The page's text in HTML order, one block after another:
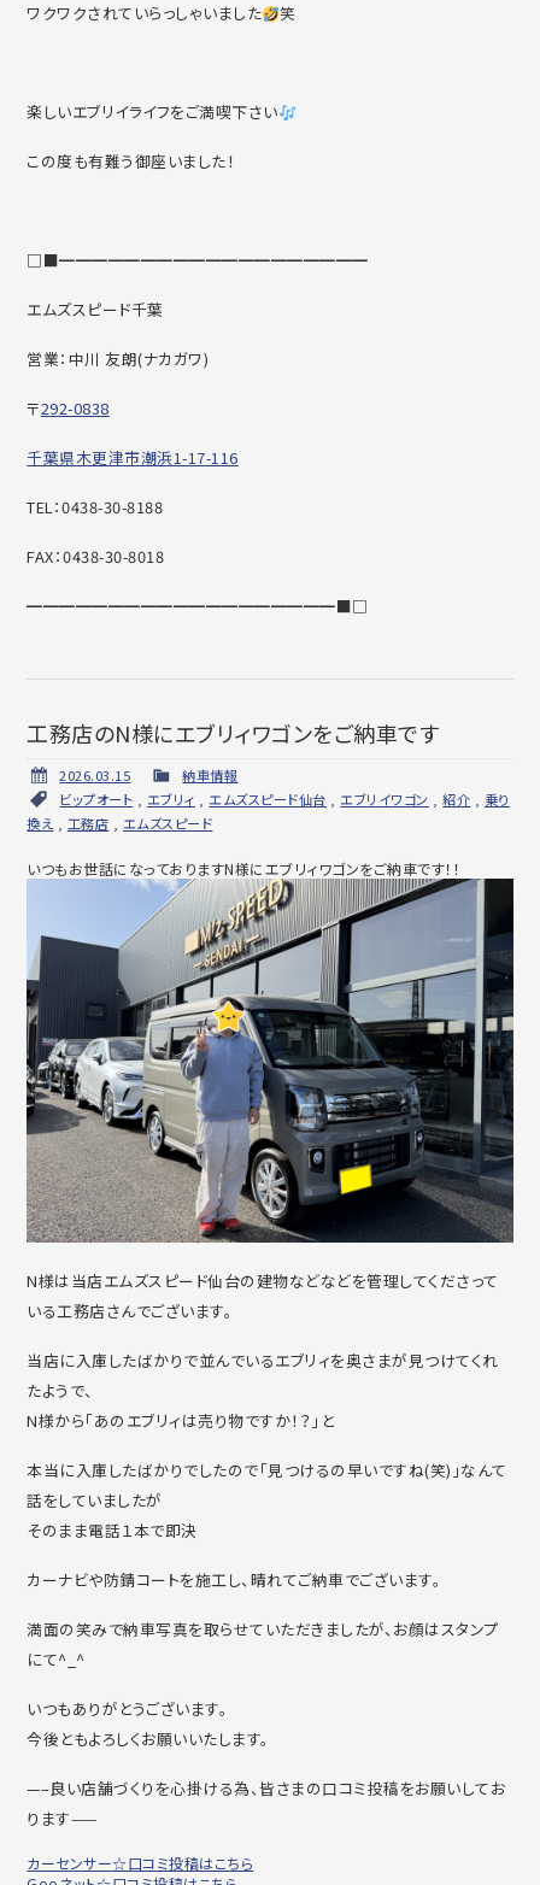
ワクワクされていらっしゃいました
笑
楽しいエブリイライフをご満喫下さい
この度も有難う御座いました！
□■━━━━━━━━━━━━━━━━━━━
エムズスピード千葉
営業：中川 友朗(ナカガワ)
〒292-0838
千葉県木更津市潮浜1-17-116
TEL：0438-30-8188
FAX：0438-30-8018
━━━━━━━━━━━━━━━━━━━■□
工務店のN様にエブリィワゴンをご納車です
2026.03.15
納車情報
ビップオート
エブリィ エムズスピード仙台 エブリイワゴン ,紹介
乗り
換え
工務店 エムズスピード
いつもお世話になっておりますN様にエブリィワゴンをご納車です！！
N様は当店エムズスピード仙台の建物などなどを管理してくださって
いる工務店さんでございます。
当店に入庫したばかりで並んでいるエブリィを奥さまが見つけてくれ
たようで、
N様から「あのエブリィは売り物ですか！？」と
本当に入庫したばかりでしたので「見つけるの早いですね(笑)」なんて
話をしていましたが
そのまま電話１本で即決
カーナビや防錆コートを施工し、晴れてご納車でございます。
満面の笑みで納車写真を取らせていただきましたが、お顔はスタンプ
にて^_^
いつもありがとうございます。
今後ともよろしくお願いいたします。
—–良い店舗づくりを心掛ける為、皆さまの口コミ投稿をお願いしてお
ります——
カーセンサー☆口コミ投稿はこちら